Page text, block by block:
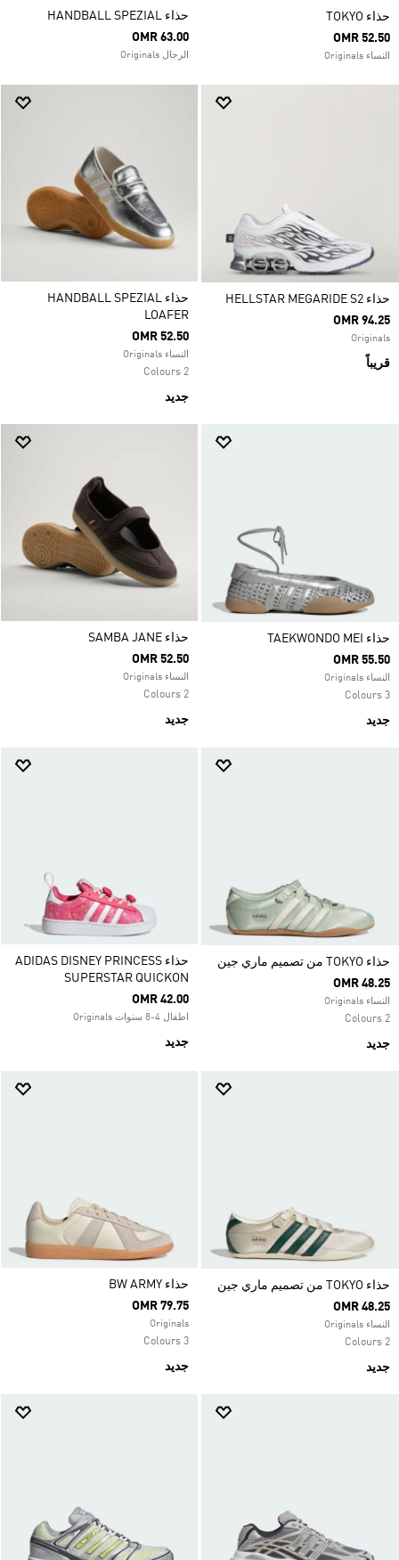
حذاء TOKYO
OMR 52.50
النساء Originals
حذاء HANDBALL SPEZIAL
OMR 63.00
الرجال Originals
حذاء HELLSTAR MEGARIDE S2
OMR 94.25
Originals
قريباً
حذاء HANDBALL SPEZIAL
LOAFER
OMR 52.50
النساء Originals
2 Colours
جديد
حذاء TAEKWONDO MEI
OMR 55.50
النساء Originals
3 Colours
جديد
حذاء SAMBA JANE
OMR 52.50
النساء Originals
2 Colours
جديد
حذاء TOKYO من تصميم ماري جين
OMR 48.25
النساء Originals
2 Colours
جديد
حذاء ADIDAS DISNEY PRINCESS
SUPERSTAR QUICKON
OMR 42.00
اطفال 4-8 سنوات Originals
جديد
حذاء TOKYO من تصميم ماري جين
OMR 48.25
النساء Originals
2 Colours
جديد
حذاء ‏BW ARMY
OMR 79.75
Originals
3 Colours
جديد